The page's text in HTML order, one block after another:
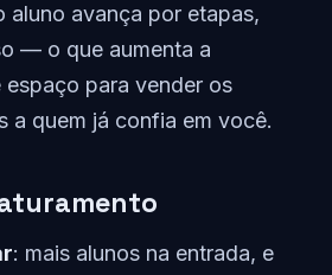
aluno avança por etapas,
— o que aumenta a
espaço para vender os
a quem já confia em você.
: mais alunos na entrada, e